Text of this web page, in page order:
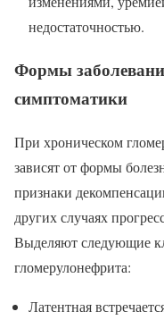
недостаточностью.
Формы
симптоматики
При хроническом
зависят от формы
признаки
других случаях
Выделяют следующие
гломерулонефрита:
Латентная